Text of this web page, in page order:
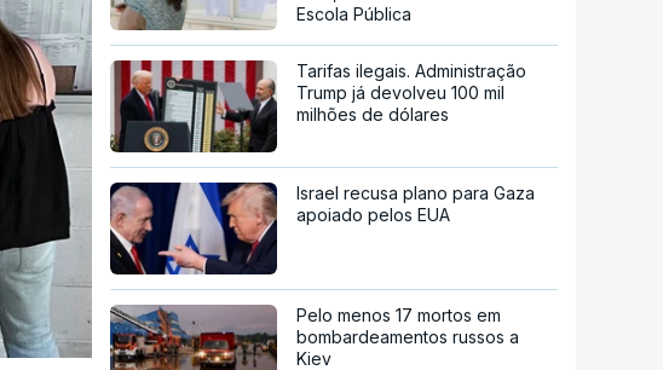
Escola Pública
Tarifas ilegais. Administração
Trump já devolveu 100 mil
milhões de dólares
Israel recusa plano para Gaza
apoiado pelos EUA
Pelo menos 17 mortos em
bombardeamentos russos a
Kiev